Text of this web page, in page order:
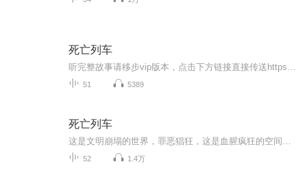
死亡列车
51 5389
死亡列车
52 1.4万